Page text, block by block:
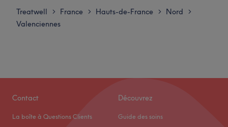
Treatwell > France > Hauts-de-France > Nord >
Valenciennes
Contact
La boîte à Questions Clients
Découvrez
Guide des soins